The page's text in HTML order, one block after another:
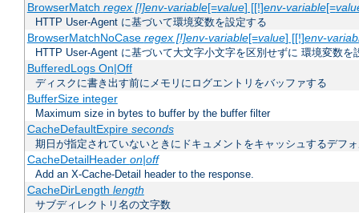
BrowserMatch regex [!]env-variable[=value] [[!]env-variable[=
HTTP User-Agent に基づいて環境変数を設定する
BrowserMatchNoCase regex [!]env-variable[=value] [[!]env-
HTTP User-Agent に基づいて大文字小文字を区別せずに 環境変数を
BufferedLogs On|Off
ディスクに書き出す前にメモリにログエントリをバッファする
BufferSize integer
Maximum size in bytes to buffer by the buffer filter
CacheDefaultExpire seconds
期日が指定されていないときにドキュメントをキャッシュするデフ
CacheDetailHeader on|off
Add an X-Cache-Detail header to the response.
CacheDirLength length
サブディレクトリ名の文字数